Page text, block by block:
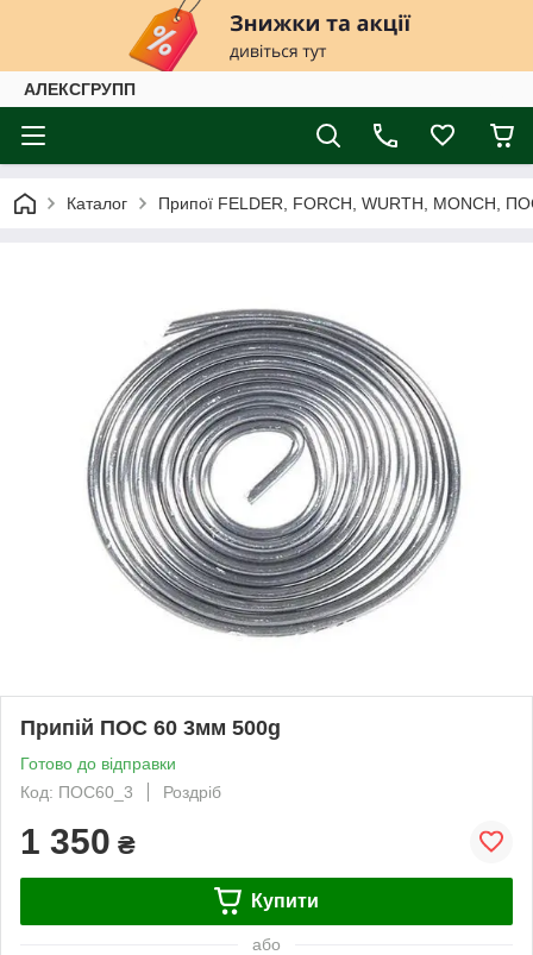
АЛЕКСГРУПП
Каталог Припої FELDER, FORCH, WURTH, MONCH,
Припій ПОС 60 3мм 500g
Готово до відправки
Код: ПОС60_3
Роздріб
1 350 ₴
Купити
або